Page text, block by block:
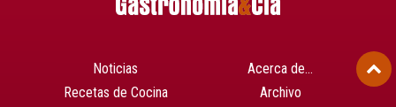
Noticias
Recetas de Cocina
Acerca de…
Archivo